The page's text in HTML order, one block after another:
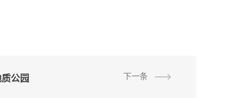
下一条
公园